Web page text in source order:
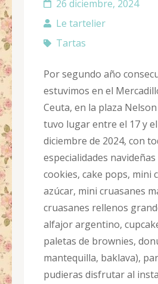
26 diciembre, 2024
Le tartelier
Tartas
Por segundo año
estuvimos en el
Ceuta, en la plaza
tuvo lugar entre el 17 y
diciembre de 2024, con
especialidades
cookies, cake pops, mini
azúcar, mini cruasanes
cruasanes rellenos
alfajor argentino,
paletas de brownies,
mantequilla, baklava),
pudieras disfrutar al